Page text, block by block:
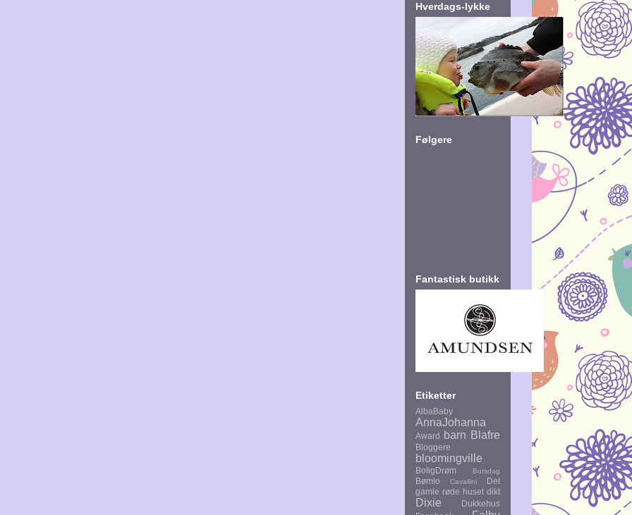
Hverdags-lykke
Følgere
Fantastisk butikk
Etiketter
AlbaBaby
AnnaJohanna
Award barn Blafre
Bloggere
bloomingville
BoligDrøm Bursdag
Bømlo Cavallini
Det
gamle røde huset dikt
Dixie
Dukkehus